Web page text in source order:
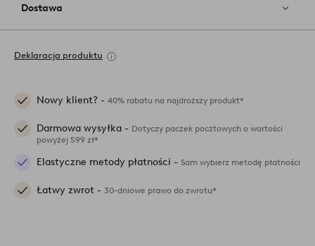
Dostawa
Deklaracja produktu
Nowy klient? - 40% rabatu na najdroższy produkt*
Darmowa wysyłka - Dotyczy paczek pocztowych o wartości
powyżej 599 zł*
Elastyczne metody płatności - Sam wybierz metodę płatności
Łatwy zwrot - 30-dniowe prawo do zwrotu*